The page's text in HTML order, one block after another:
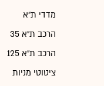
מדדי ת"א
הרכב ת"א 35
הרכב ת"א 125
ציטוטי מניות